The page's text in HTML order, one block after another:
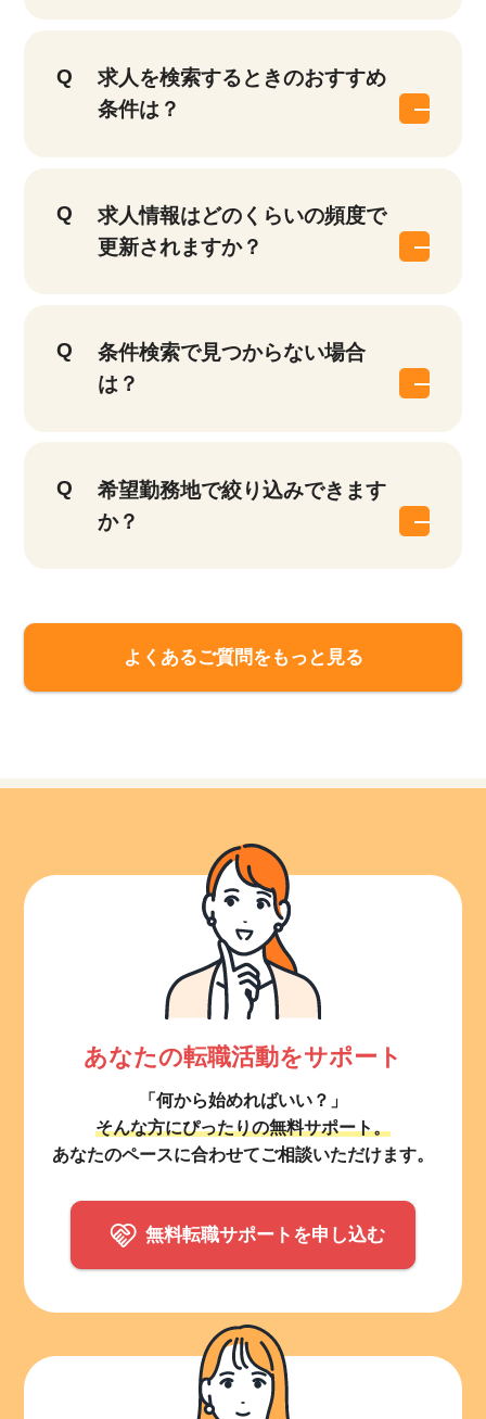
求人を検索するときのおすすめ
条件は？
求人情報はどのくらいの頻度で
更新されますか？
条件検索で見つからない場合
は？
希望勤務地で絞り込みできます
か？
よくあるご質問をもっと見る
あなたの転職活動をサポート
「何から始めればいい？」
そんな方にぴったりの無料サポート。
あなたのペースに合わせてご相談いただけます。
無料転職サポートを申し込む